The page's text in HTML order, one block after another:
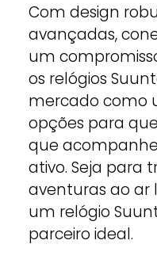
Com design
avançadas,
um
os relógios
mercado como
opções para
que
ativo. Seja para
aventuras ao ar
um relógio
parceiro ideal.